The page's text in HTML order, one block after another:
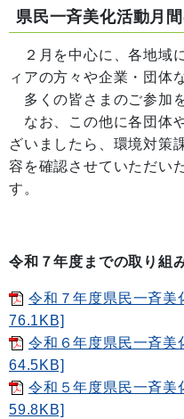
県民一斉美化活動月
２月を中心に、各地域
ィアの方々や企業・団体
多くの皆さまのご参加
なお、この他に各団体
ざいましたら、環境対策
容を確認させていただい
す。
令和７年度までの取り組
令和７年度県民一斉美
76.1KB]
令和６年度県民一斉美
64.5KB]
令和５年度県民一斉美
59.8KB]